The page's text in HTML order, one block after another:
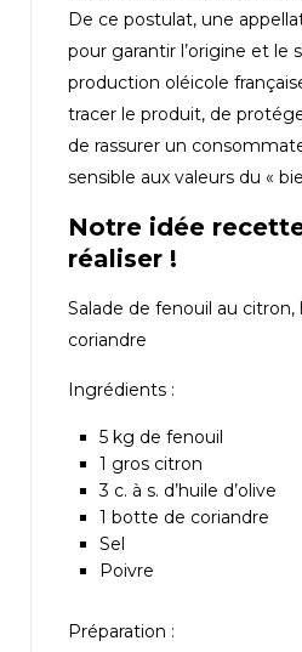
De ce postulat, une
pour garantir l’origine et le
production oléicole
tracer le produit, de
de rassurer un
sensible aux valeurs du «
Notre idée
réaliser !
Salade de fenouil au citron,
coriandre
Ingrédients :
5 kg de fenouil
1 gros citron
3 c. à s. d’huile d’olive
1 botte de coriandre
Sel
Poivre
Préparation :